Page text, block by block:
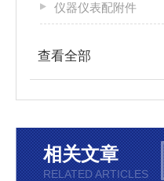
仪器仪表配附件
查看全部
相关文章
RELATED ARTICLES